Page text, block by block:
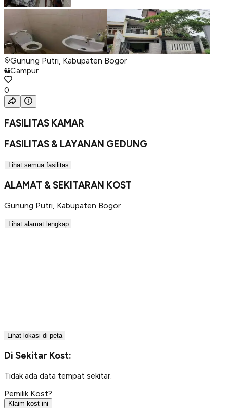
Gunung Putri, Kabupaten Bogor
Campur
0
FASILITAS KAMAR
FASILITAS & LAYANAN GEDUNG
Lihat semua fasilitas
ALAMAT & SEKITARAN KOST
Gunung Putri, Kabupaten Bogor
Lihat alamat lengkap
Lihat lokasi di peta
Di Sekitar Kost:
Tidak ada data tempat sekitar.
Pemilik Kost?
Klaim kost ini